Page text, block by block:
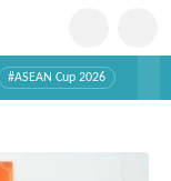
#ASEAN Cup 2026